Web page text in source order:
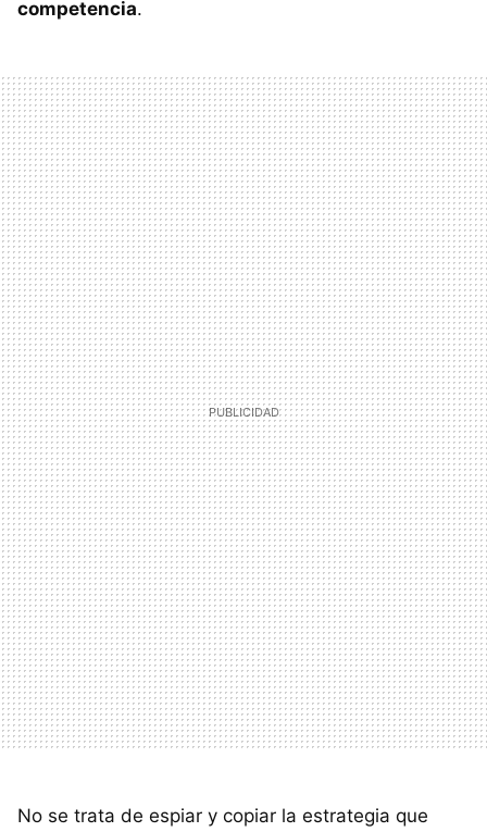
competencia.
No se trata de espiar y copiar la estrategia que